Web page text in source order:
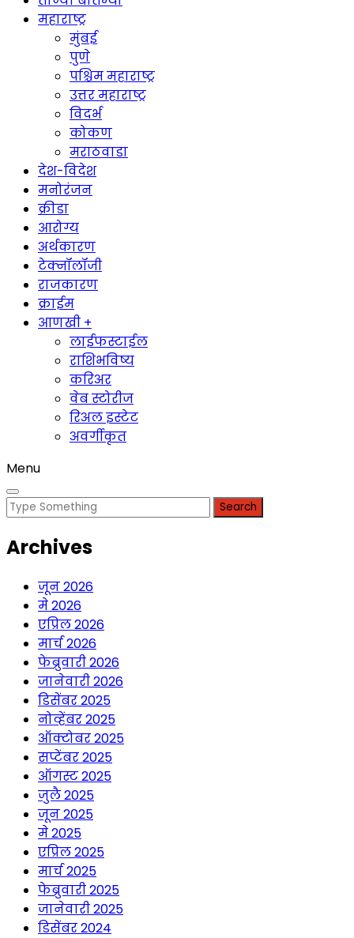
महाराष्ट्र
मुंबई
पुणे
पश्चिम महाराष्ट्र
उत्तर महाराष्ट्र
विदर्भ
कोकण
मराठवाडा
देश-विदेश
मनोरंजन
क्रीडा
आरोग्य
अर्थकारण
टेक्नॉलॉजी
राजकारण
क्राईम
आणखी +
लाईफस्टाईल
राशिभविष्य
करिअर
वेब स्टोरीज
रिअल इस्टेट
अवर्गीकृत
Menu
Search
Archives
जून 2026
मे 2026
एप्रिल 2026
मार्च 2026
फेब्रुवारी 2026
जानेवारी 2026
डिसेंबर 2025
नोव्हेंबर 2025
ऑक्टोबर 2025
सप्टेंबर 2025
ऑगस्ट 2025
जुलै 2025
जून 2025
मे 2025
एप्रिल 2025
मार्च 2025
फेब्रुवारी 2025
जानेवारी 2025
डिसेंबर 2024